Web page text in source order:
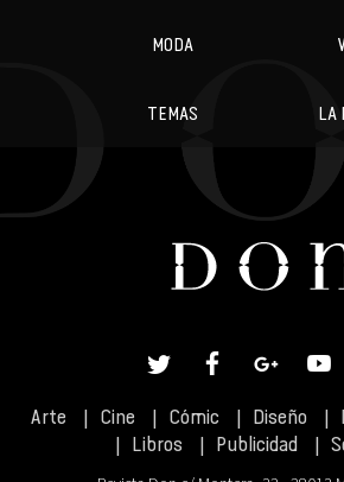
MODA
TEMAS LA
Arte Cine Cómic Diseño
Libros
Publicidad